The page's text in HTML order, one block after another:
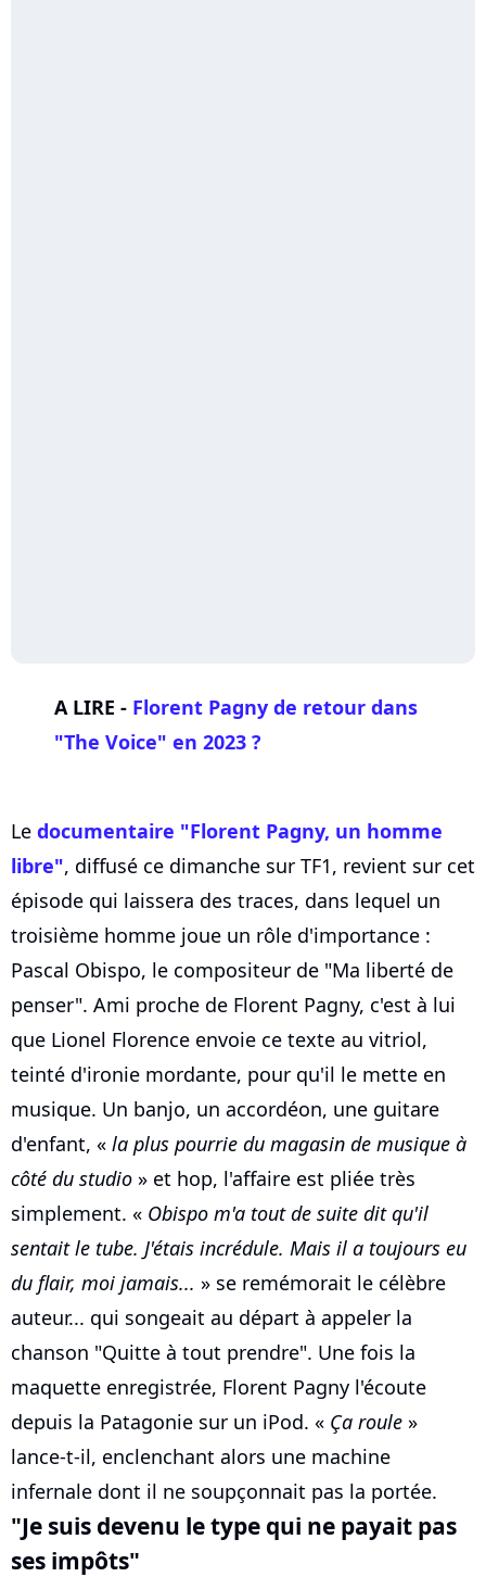
A LIRE - Florent Pagny de retour dans
"The Voice" en 2023 ?
Le documentaire "Florent Pagny, un homme
libre", diffusé ce dimanche sur TF1, revient sur cet
épisode qui laissera des traces, dans lequel un
troisième homme joue un rôle d'importance :
Pascal Obispo, le compositeur de "Ma liberté de
penser". Ami proche de Florent Pagny, c'est à lui
que Lionel Florence envoie ce texte au vitriol,
teinté d'ironie mordante, pour qu'il le mette en
musique. Un banjo, un accordéon, une guitare
d'enfant, « la plus pourrie du magasin de musique à
côté du studio » et hop, l'affaire est pliée très
simplement. « Obispo m'a tout de suite dit qu'il
sentait le tube. J'étais incrédule. Mais il a toujours eu
du flair, moi jamais... » se remémorait le célèbre
auteur... qui songeait au départ à appeler la
chanson "Quitte à tout prendre". Une fois la
maquette enregistrée, Florent Pagny l'écoute
depuis la Patagonie sur un iPod. « Ça roule »
lance-t-il, enclenchant alors une machine
infernale dont il ne soupçonnait pas la portée.
"Je suis devenu le type qui ne payait pas
ses impôts"